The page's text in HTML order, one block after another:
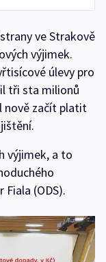
ve Strakově
výjimek.
úlevy pro
tři sta milionů
nově začít platit
výjimek, a to
(ODS).